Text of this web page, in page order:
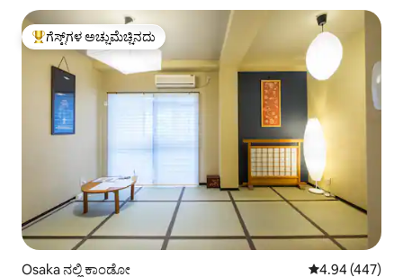
ಗೆಸ್ಟ್‌ಗಳಿಗೆ ಅತಿ ಹೆಚ್ಚು ಅಚ್ಚುಮೆಚ್ಚಿನದು
ಗೆಸ್ಟ್‌ಗಳ ಅಚ್ಚುಮೆಚ್ಚಿನದು
Osaka ನಲ್ಲಿ ಕಾಂಡೋ 5 ರಲ್ಲಿ 4.94
4.94 (447)